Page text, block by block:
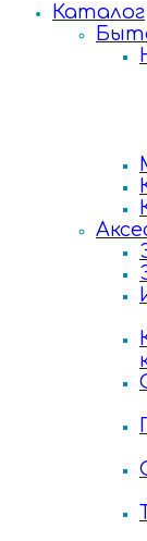
Каталог